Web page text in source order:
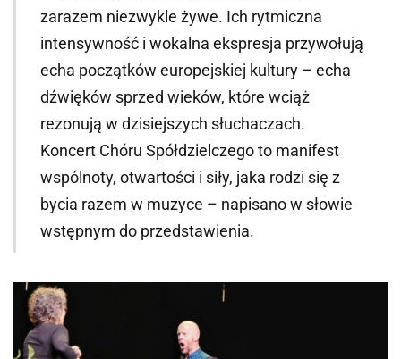
zarazem niezwykle żywe. Ich rytmiczna
intensywność i wokalna ekspresja przywołują
echa początków europejskiej kultury – echa
dźwięków sprzed wieków, które wciąż
rezonują w dzisiejszych słuchaczach.
Koncert Chóru Spółdzielczego to manifest
wspólnoty, otwartości i siły, jaka rodzi się z
bycia razem w muzyce – napisano w słowie
wstępnym do przedstawienia.